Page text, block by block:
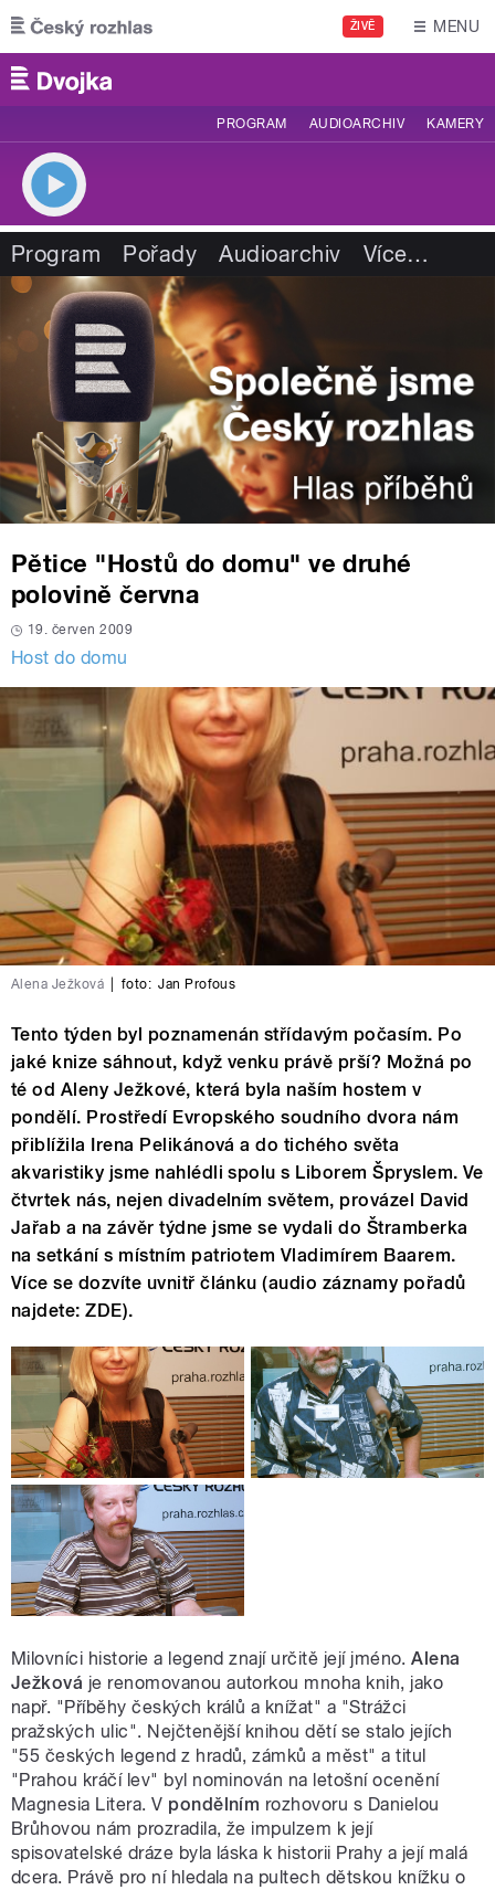
Přejít k hlavnímu obsahu
ŽIVĚ MENU
PROGRAM AUDIOARCHIV KAMERY
Program Pořady Audioarchiv Více…
Pětice "Hostů do domu" ve druhé
polovině června
19. červen 2009
Host do domu
Alena Ježková foto: Jan Profous
Tento týden byl poznamenán střídavým počasím. Po
jaké knize sáhnout, když venku právě prší? Možná po
té od Aleny Ježkové, která byla naším hostem v
pondělí. Prostředí Evropského soudního dvora nám
přiblížila Irena Pelikánová a do tichého světa
akvaristiky jsme nahlédli spolu s Liborem Špryslem. Ve
čtvrtek nás, nejen divadelním světem, provázel David
Jařab a na závěr týdne jsme se vydali do Štramberka
na setkání s místním patriotem Vladimírem Baarem.
Více se dozvíte uvnitř článku (audio záznamy pořadů
najdete: ZDE).
Milovníci historie a legend znají určitě její jméno.Alena
Ježková je renomovanou autorkou mnoha knih, jako
např. "Příběhy českých králů a knížat" a "Strážci
pražských ulic". Nejčtenější knihou dětí se stalo jejích
"55 českých legend z hradů, zámků a měst" a titul
"Prahou kráčí lev" byl nominován na letošní ocenění
Magnesia Litera. V pondělním rozhovoru s Danielou
Brůhovou nám prozradila, že impulzem k její
spisovatelské dráze byla láska k historii Prahy a její malá
dcera. Právě pro ní hledala na pultech dětskou knížku o